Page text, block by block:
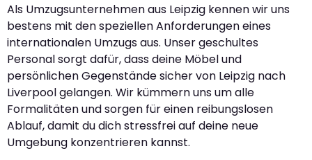
Als Umzugsunternehmen aus Leipzig kennen wir uns
bestens mit den speziellen Anforderungen eines
internationalen Umzugs aus. Unser geschultes
Personal sorgt dafür, dass deine Möbel und
persönlichen Gegenstände sicher von Leipzig nach
Liverpool gelangen. Wir kümmern uns um alle
Formalitäten und sorgen für einen reibungslosen
Ablauf, damit du dich stressfrei auf deine neue
Umgebung konzentrieren kannst.